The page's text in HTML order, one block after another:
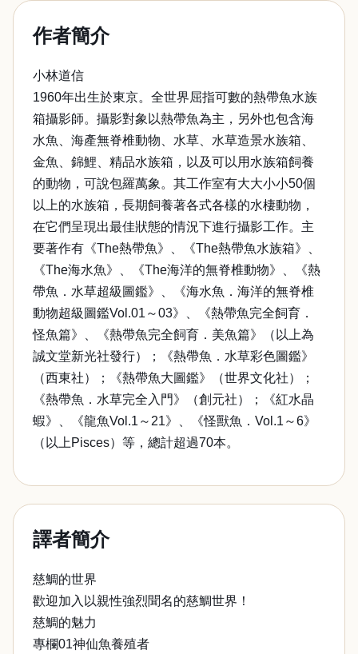
作者簡介
小林道信
1960年出生於東京。全世界屈指可數的熱帶魚水族
箱攝影師。攝影對象以熱帶魚為主，另外也包含海
水魚、海產無脊椎動物、水草、水草造景水族箱、
金魚、錦鯉、精品水族箱，以及可以用水族箱飼養
的動物，可說包羅萬象。其工作室有大大小小50個
以上的水族箱，長期飼養著各式各樣的水棲動物，
在它們呈現出最佳狀態的情況下進行攝影工作。主
要著作有《The熱帶魚》、《The熱帶魚水族箱》、
《The海水魚》、《The海洋的無脊椎動物》、《熱
帶魚．水草超級圖鑑》、《海水魚．海洋的無脊椎
動物超級圖鑑Vol.01～03》、《熱帶魚完全飼育．
怪魚篇》、《熱帶魚完全飼育．美魚篇》（以上為
誠文堂新光社發行）；《熱帶魚．水草彩色圖鑑》
（西東社）；《熱帶魚大圖鑑》（世界文化社）；
《熱帶魚．水草完全入門》（創元社）；《紅水晶
蝦》、《龍魚Vol.1～21》、《怪獸魚．Vol.1～6》
（以上Pisces）等，總計超過70本。
譯者簡介
慈鯛的世界
歡迎加入以親性強烈聞名的慈鯛世界！
慈鯛的魅力
專欄01神仙魚養殖者